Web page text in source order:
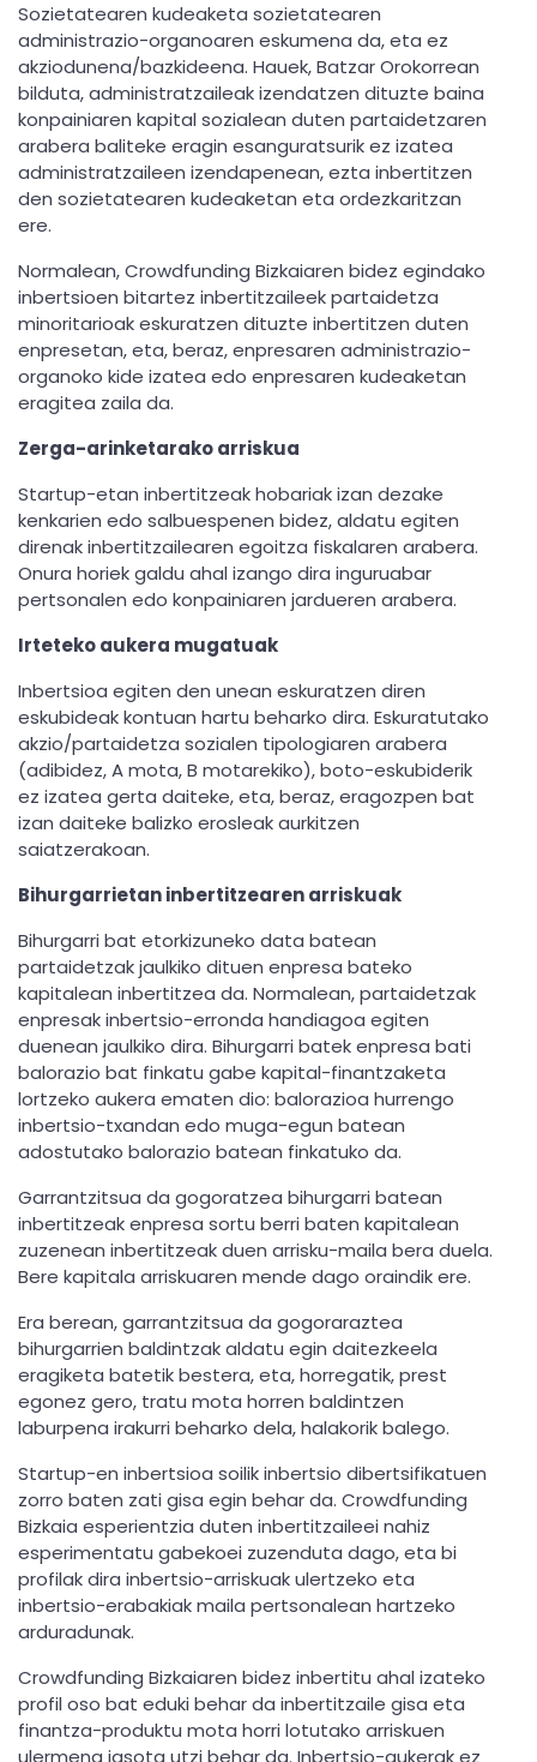
Sozietatearen kudeaketa sozietatearen
administrazio-organoaren eskumena da, eta ez
akziodunena/bazkideena. Hauek, Batzar Orokorrean
bilduta, administratzaileak izendatzen dituzte baina
konpainiaren kapital sozialean duten partaidetzaren
arabera baliteke eragin esanguratsurik ez izatea
administratzaileen izendapenean, ezta inbertitzen
den sozietatearen kudeaketan eta ordezkaritzan
ere.
Normalean, Crowdfunding Bizkaiaren bidez egindako
inbertsioen bitartez inbertitzaileek partaidetza
minoritarioak eskuratzen dituzte inbertitzen duten
enpresetan, eta, beraz, enpresaren administrazio-
organoko kide izatea edo enpresaren kudeaketan
eragitea zaila da.
Zerga-arinketarako arriskua
Startup-etan inbertitzeak hobariak izan dezake
kenkarien edo salbuespenen bidez, aldatu egiten
direnak inbertitzailearen egoitza fiskalaren arabera.
Onura horiek galdu ahal izango dira inguruabar
pertsonalen edo konpainiaren jardueren arabera.
Irteteko aukera mugatuak
Inbertsioa egiten den unean eskuratzen diren
eskubideak kontuan hartu beharko dira. Eskuratutako
akzio/partaidetza sozialen tipologiaren arabera
(adibidez, A mota, B motarekiko), boto-eskubiderik
ez izatea gerta daiteke, eta, beraz, eragozpen bat
izan daiteke balizko erosleak aurkitzen
saiatzerakoan.
Bihurgarrietan inbertitzearen arriskuak
Bihurgarri bat etorkizuneko data batean
partaidetzak jaulkiko dituen enpresa bateko
kapitalean inbertitzea da. Normalean, partaidetzak
enpresak inbertsio-erronda handiagoa egiten
duenean jaulkiko dira. Bihurgarri batek enpresa bati
balorazio bat finkatu gabe kapital-finantzaketa
lortzeko aukera ematen dio: balorazioa hurrengo
inbertsio-txandan edo muga-egun batean
adostutako balorazio batean finkatuko da.
Garrantzitsua da gogoratzea bihurgarri batean
inbertitzeak enpresa sortu berri baten kapitalean
zuzenean inbertitzeak duen arrisku-maila bera duela.
Bere kapitala arriskuaren mende dago oraindik ere.
Era berean, garrantzitsua da gogoraraztea
bihurgarrien baldintzak aldatu egin daitezkeela
eragiketa batetik bestera, eta, horregatik, prest
egonez gero, tratu mota horren baldintzen
laburpena irakurri beharko dela, halakorik balego.
Startup-en inbertsioa soilik inbertsio dibertsifikatuen
zorro baten zati gisa egin behar da. Crowdfunding
Bizkaia esperientzia duten inbertitzaileei nahiz
esperimentatu gabekoei zuzenduta dago, eta bi
profilak dira inbertsio-arriskuak ulertzeko eta
inbertsio-erabakiak maila pertsonalean hartzeko
arduradunak.
Crowdfunding Bizkaiaren bidez inbertitu ahal izateko
profil oso bat eduki behar da inbertitzaile gisa eta
finantza-produktu mota horri lotutako arriskuen
ulermena jasota utzi behar da. Inbertsio-aukerak ez